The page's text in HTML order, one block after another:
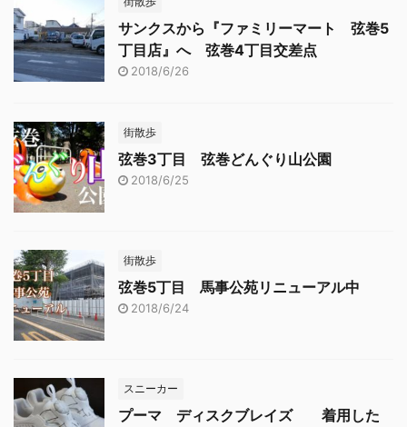
サンクスから『ファミリーマート 弦巻5
丁目店』へ 弦巻4丁目交差点
2018/6/26
街散歩
弦巻3丁目 弦巻どんぐり山公園
2018/6/25
街散歩
弦巻5丁目 馬事公苑リニューアル中
2018/6/24
スニーカー
プーマ ディスクブレイズ 着用した